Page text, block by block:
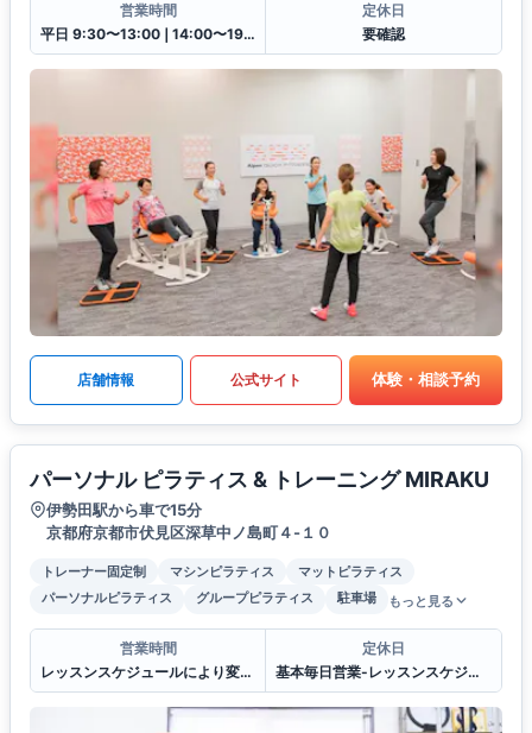
営業時間
平日 9:30〜13:00❘14:00〜19:30土日祝 9:30〜13:00❘14:00〜18:00
定休日
要確認
店舗情報 公式サイト 体験・相談予約
パーソナル ピラティス & トレーニング MIRAKU
伊勢田駅から車で15分
京都府京都市伏見区深草中ノ島町４-１０
トレーナー固定制 マシンピラティス
マットピラティス
パーソナルピラティス
グループピラティス 駐車場 もっと見る
営業時間
レッスンスケジュールにより変わりますが基本9:00〜20:00
定休日
基本毎日営業-レッスンスケジュールにより-年末年始